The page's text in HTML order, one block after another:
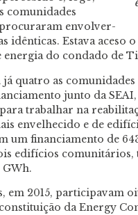
comunidades
envolver-
idênticas. Estava
energia do condado de
já quatro as
junto da
trabalhar na
envelhecido e de
um financiamento de
edifícios
GWh.
em 2015, participavam
da Energy